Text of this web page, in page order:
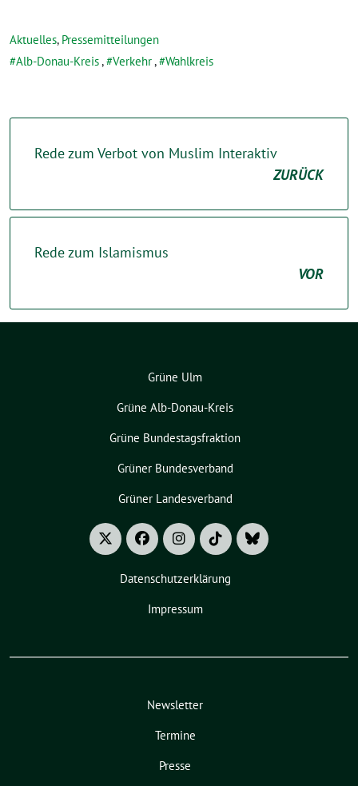
Aktuelles, Pressemitteilungen
Alb-Donau-Kreis, Verkehr, Wahlkreis
Rede zum Verbot von Muslim Interaktiv
ZURÜCK
Rede zum Islamismus
VOR
Grüne Ulm
Grüne Alb-Donau-Kreis
Grüne Bundestagsfraktion
Grüner Bundesverband
Grüner Landesverband
Datenschutzerklärung
Impressum
Newsletter
Termine
Presse